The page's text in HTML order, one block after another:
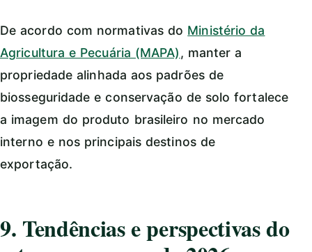
De acordo com normativas do Ministério da
Agricultura e Pecuária (MAPA), manter a
propriedade alinhada aos padrões de
biosseguridade e conservação de solo fortalece
a imagem do produto brasileiro no mercado
interno e nos principais destinos de
exportação.
9. Tendências e perspectivas do